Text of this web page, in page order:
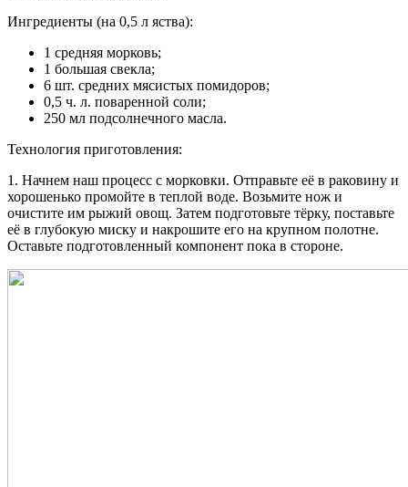
Ингредиенты (на 0,5 л яства):
1 средняя морковь;
1 большая свекла;
6 шт. средних мясистых помидоров;
0,5 ч. л. поваренной соли;
250 мл подсолнечного масла.
Технология приготовления:
1. Начнем наш процесс с морковки. Отправьте её в раковину и
хорошенько промойте в теплой воде. Возьмите нож и
очистите им рыжий овощ. Затем подготовьте тёрку, поставьте
её в глубокую миску и накрошите его на крупном полотне.
Оставьте подготовленный компонент пока в стороне.